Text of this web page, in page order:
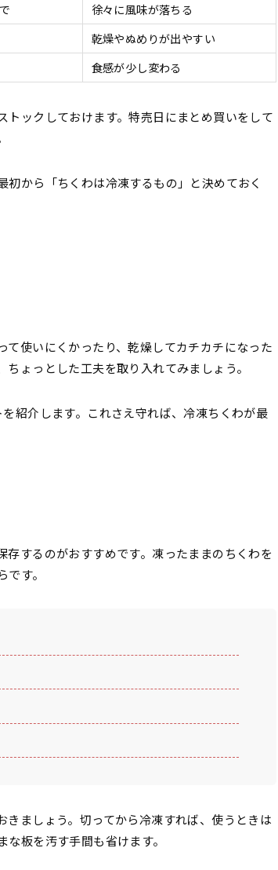
徐々に風味が落ちる
乾燥やぬめりが出やすい
食感が少し変わる
ックしておけます。特売日にまとめ買いをして
から「ちくわは冷凍するもの」と決めておく
使いにくかったり、乾燥してカチカチになった
ょっとした工夫を取り入れてみましょう。
紹介します。これさえ守れば、冷凍ちくわが最
するのがおすすめです。凍ったままのちくわを
す。
ましょう。切ってから冷凍すれば、使うときは
板を汚す手間も省けます。